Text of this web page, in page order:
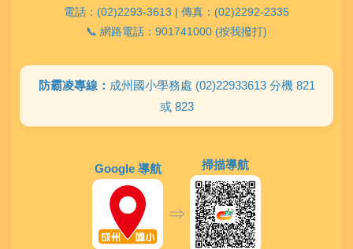
電話：(02)2293-3613 | 傳真：(02)2292-2335
📞 網路電話：901741000 (按我撥打)
防霸凌專線： 成州國小學務處 (02)22933613 分機 821
或 823
Google 導航
⇒
掃描導航